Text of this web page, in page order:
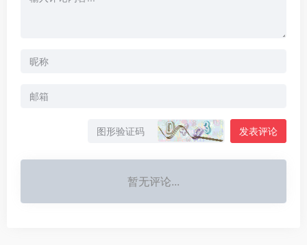
发表评论
暂无评论...